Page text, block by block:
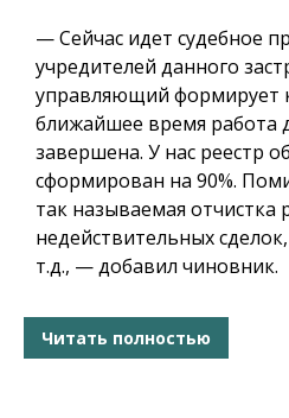
— Сейчас идет судебное
учредителей данного
управляющий формирует
ближайшее время работа
завершена. У нас реестр
сформирован на 90%.
так называемая отчистка
недействительных
т.д., — добавил чиновник.
Читать полностью